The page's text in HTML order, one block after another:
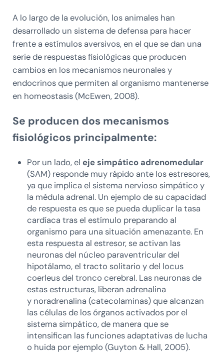
A lo largo de la evolución, los animales han
desarrollado un sistema de defensa para hacer
frente a estímulos aversivos, en el que se dan una
serie de respuestas fisiológicas que producen
cambios en los mecanismos neuronales y
endocrinos que permiten al organismo mantenerse
en homeostasis (McEwen, 2008).
Se producen dos mecanismos
fisiológicos principalmente:
Por un lado, el eje simpático adrenomedular
(SAM) responde muy rápido ante los estresores,
ya que implica el sistema nervioso simpático y
la médula adrenal. Un ejemplo de su capacidad
de respuesta es que se pueda duplicar la tasa
cardíaca tras el estímulo preparando al
organismo para una situación amenazante. En
esta respuesta al estresor, se activan las
neuronas del núcleo paraventricular del
hipotálamo, el tracto solitario y del locus
coerleus del tronco cerebral. Las neuronas de
estas estructuras, liberan adrenalina
y noradrenalina (catecolaminas) que alcanzan
las células de los órganos activados por el
sistema simpático, de manera que se
intensifican las funciones adaptativas de lucha
o huida por ejemplo (Guyton & Hall, 2005).